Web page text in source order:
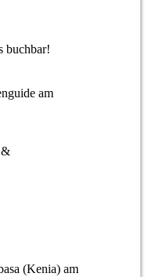
buchbar!
am
&
(Kenia) am